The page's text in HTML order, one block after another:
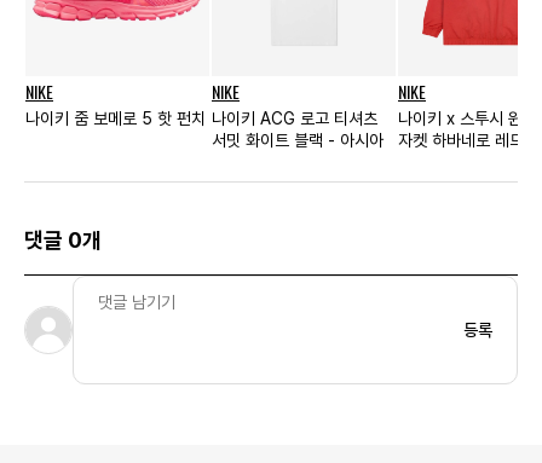
NIKE
나이키 줌 보메로 5 핫 펀치
NIKE
나이키 ACG 로고 티셔츠
서밋 화이트 블랙 - 아시아
NIKE
나이키 x 스투시 윈드
자켓 하바네로 레드
댓글 0개
등록